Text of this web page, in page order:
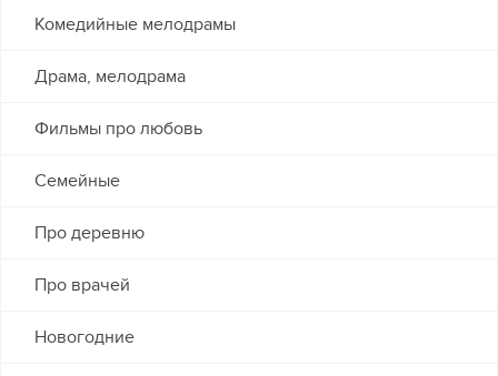
Комедийные мелодрамы
Драма, мелодрама
Фильмы про любовь
Семейные
Про деревню
Про врачей
Новогодние